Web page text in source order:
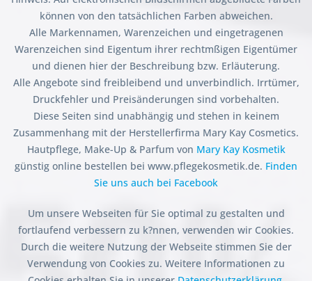
können von den tatsächlichen Farben abweichen.
Alle Markennamen, Warenzeichen und eingetragenen
Warenzeichen sind Eigentum ihrer rechtmßigen Eigentümer
und dienen hier der Beschreibung bzw. Erläuterung.
Alle Angebote sind freibleibend und unverbindlich. Irrtümer,
Druckfehler und Preisänderungen sind vorbehalten.
Diese Seiten sind unabhängig und stehen in keinem
Zusammenhang mit der Herstellerfirma Mary Kay Cosmetics.
Hautpflege, Make-Up & Parfum von Mary Kay Kosmetik
günstig online bestellen bei www.pflegekosmetik.de. Finden
Sie uns auch bei Facebook
Um unsere Webseiten für Sie optimal zu gestalten und
fortlaufend verbessern zu k?nnen, verwenden wir Cookies.
Durch die weitere Nutzung der Webseite stimmen Sie der
Verwendung von Cookies zu. Weitere Informationen zu